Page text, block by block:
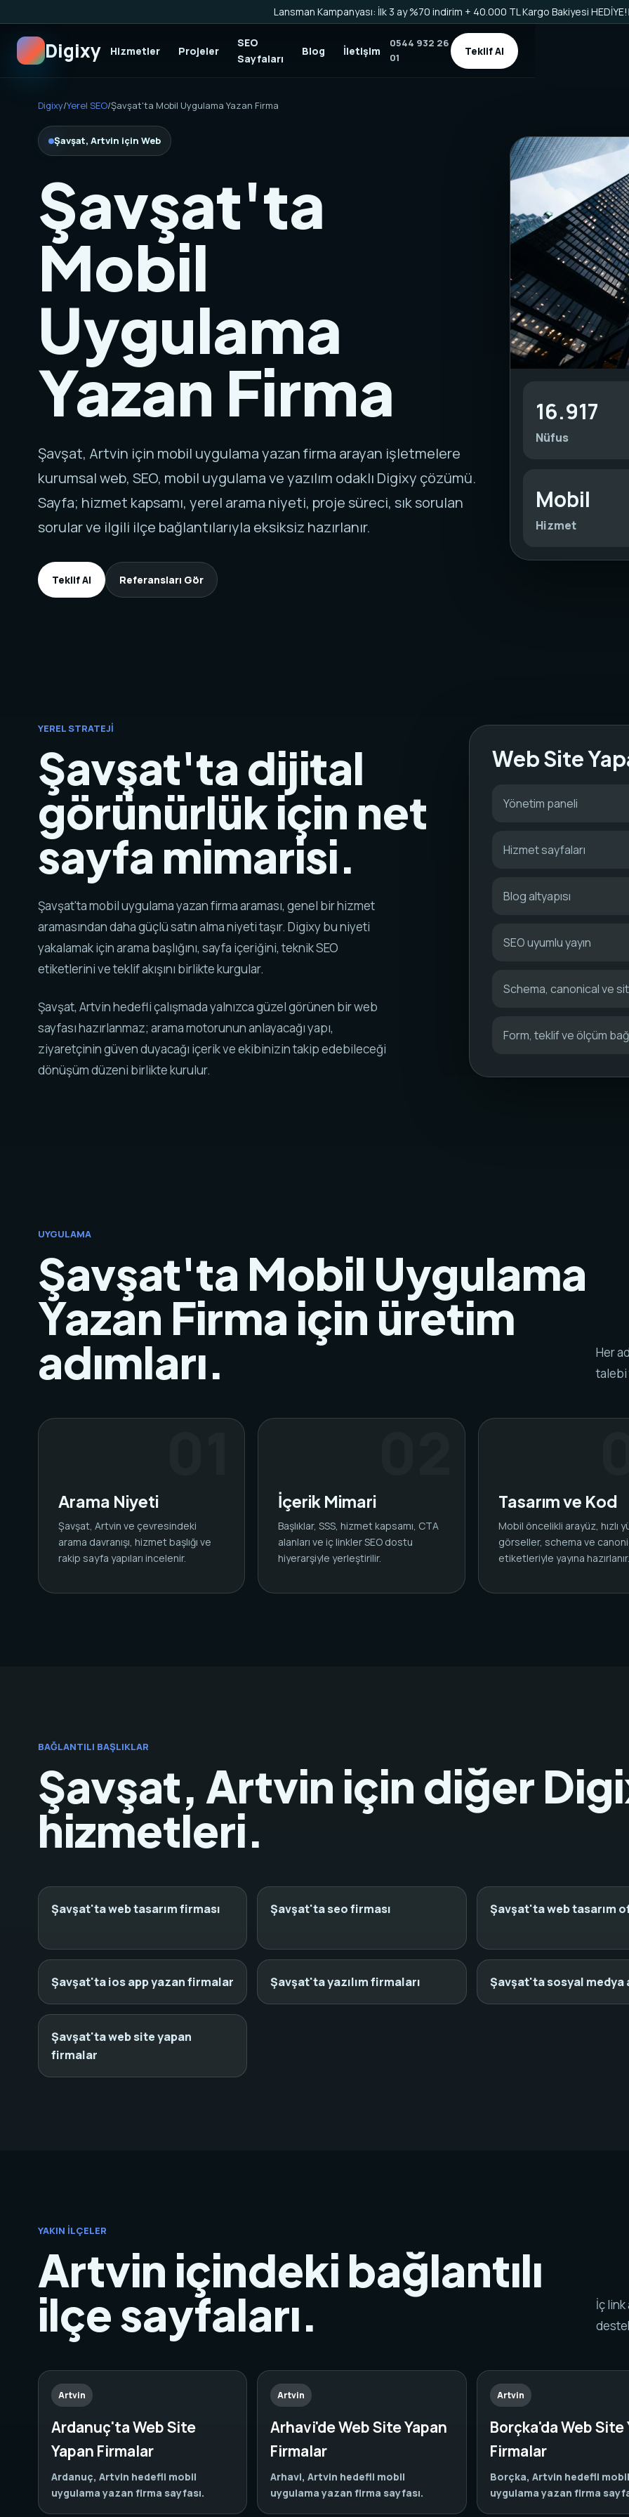
Lansman Kampanyası: İlk 3 ay %70 indirim + 40.000 TL Kargo Bakiyesi HEDİYE!
Digixy Hizmetler Projeler
SEO
Sayfaları
Blog İletişim
0544 932 26
01
Teklif Al
Digixy/Yerel SEO/Şavşat'ta Mobil Uygulama Yazan Firma
Şavşat, Artvin için Web
Şavşat'ta
Mobil
Uygulama
Yazan Firma
Şavşat, Artvin için mobil uygulama yazan firma arayan işletmelere
kurumsal web, SEO, mobil uygulama ve yazılım odaklı Digixy çözümü.
Sayfa; hizmet kapsamı, yerel arama niyeti, proje süreci, sık sorulan
sorular ve ilgili ilçe bağlantılarıyla eksiksiz hazırlanır.
Teklif Al Referansları Gör
16.917
Nüfus
Mobil
Hizmet
YEREL STRATEJI
Şavşat'ta dijital
görünürlük için net
sayfa mimarisi.
Şavşat'ta mobil uygulama yazan firma araması, genel bir hizmet
aramasından daha güçlü satın alma niyeti taşır. Digixy bu niyeti
yakalamak için arama başlığını, sayfa içeriğini, teknik SEO
etiketlerini ve teklif akışını birlikte kurgular.
Şavşat, Artvin hedefli çalışmada yalnızca güzel görünen bir web
sayfası hazırlanmaz; arama motorunun anlayacağı yapı,
ziyaretçinin güven duyacağı içerik ve ekibinizin takip edebileceği
dönüşüm düzeni birlikte kurulur.
Web Site
Yönetim paneli
Hizmet sayfaları
Blog altyapısı
SEO uyumlu yayın
Schema, canonical ve
Form, teklif ve ölçüm
UYGULAMA
Şavşat'ta Mobil Uygulama
Yazan Firma için üretim
adımları.
Her
talebi
Arama Niyeti
Şavşat, Artvin ve çevresindeki
arama davranışı, hizmet başlığı ve
rakip sayfa yapıları incelenir.
İçerik Mimari
Başlıklar, SSS, hizmet kapsamı, CTA
alanları ve iç linkler SEO dostu
hiyerarşiyle yerleştirilir.
Tasarım ve Kod
Mobil öncelikli arayüz, hızlı
görseller, schema ve
etiketleriyle yayına hazırlanır.
BAĞLANTILI BAŞLIKLAR
Şavşat, Artvin için diğer
hizmetleri.
Şavşat'ta web tasarım firması Şavşat'ta seo firması Şavşat'ta web tasarım
Şavşat'ta ios app yazan firmalar Şavşat'ta yazılım firmaları Şavşat'ta sosyal medya
Şavşat'ta web site yapan
firmalar
YAKIN İLÇELER
Artvin içindeki bağlantılı
ilçe sayfaları.
İç link
Artvin
Ardanuç'ta Web Site
Yapan Firmalar
Ardanuç, Artvin hedefli mobil
uygulama yazan firma sayfası.
Artvin
Arhavi'de Web Site Yapan
Firmalar
Arhavi, Artvin hedefli mobil
uygulama yazan firma sayfası.
Artvin
Borçka'da Web Site
Firmalar
Borçka, Artvin hedefli mobil
uygulama yazan firma